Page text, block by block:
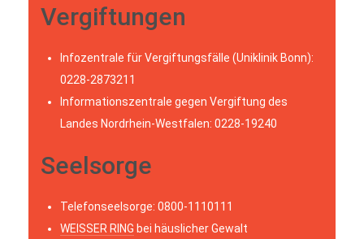
Vergiftungen
Infozentrale für Vergiftungsfälle (Uniklinik Bonn):
0228-2873211
Informationszentrale gegen Vergiftung des
Landes Nordrhein-Westfalen: 0228-19240
Seelsorge
Telefonseelsorge: 0800-1110111
WEISSER RING bei häuslicher Gewalt